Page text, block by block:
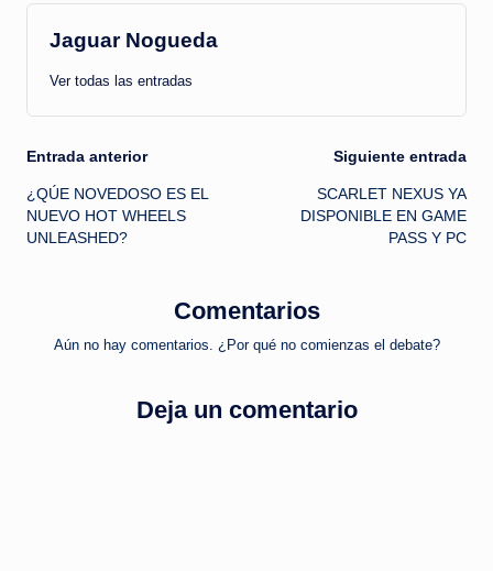
Jaguar Nogueda
Ver todas las entradas
Navegación
de
entradas
Entrada anterior
¿QÚE NOVEDOSO ES EL
NUEVO HOT WHEELS
UNLEASHED?
Siguiente entrada
SCARLET NEXUS YA
DISPONIBLE EN GAME
PASS Y PC
Comentarios
Aún no hay comentarios. ¿Por qué no comienzas el debate?
Deja un comentario